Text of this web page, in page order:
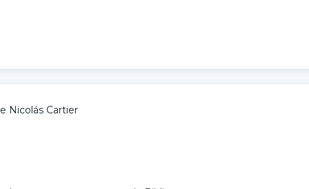
Nicolás Cartier